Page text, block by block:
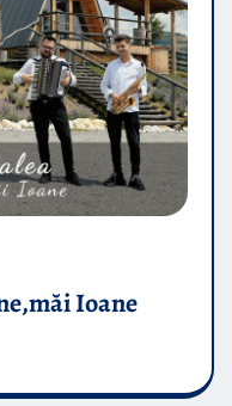
Ioane